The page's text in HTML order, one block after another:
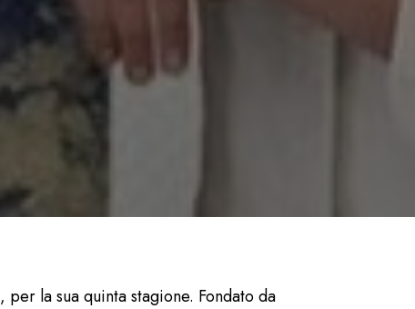
, per la sua quinta stagione. Fondato da